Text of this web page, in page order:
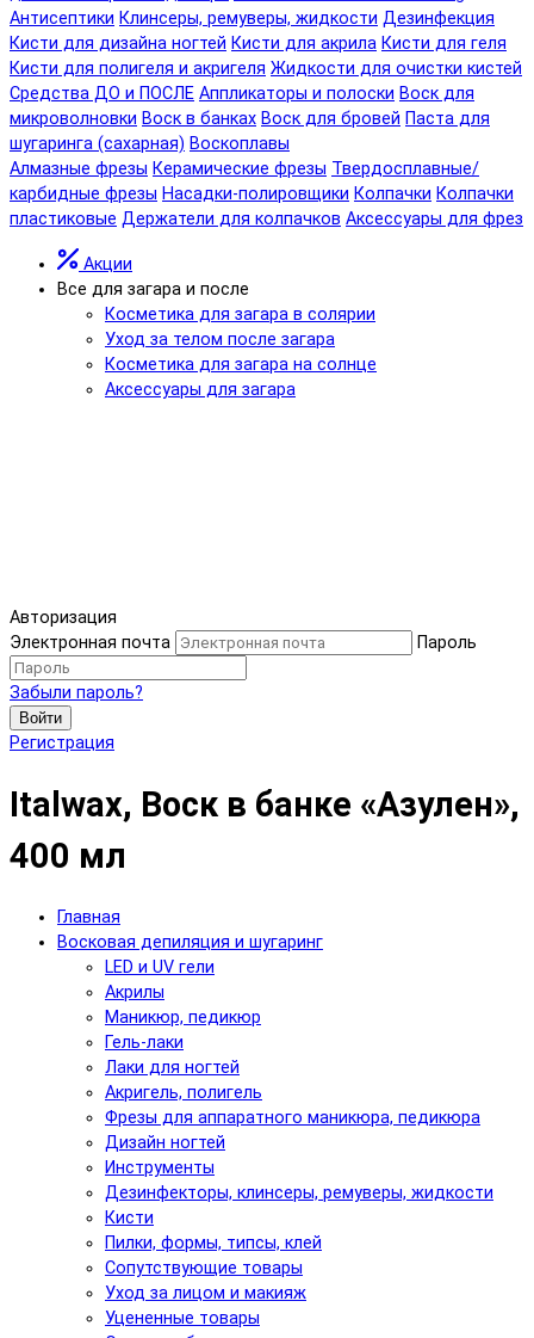
Антисептики Клинсеры, ремуверы, жидкости Дезинфекция
Кисти для дизайна ногтей Кисти для акрила Кисти для геля
Кисти для полигеля и акригеля Жидкости для очистки кистей
Средства ДО и ПОСЛЕ Аппликаторы и полоски Воск для
микроволновки Воск в банках Воск для бровей Паста для
шугаринга (сахарная) Воскоплавы
Алмазные фрезы Керамические фрезы Твердосплавные/
карбидные фрезы Насадки-полировщики Колпачки Колпачки
пластиковые Держатели для колпачков Аксессуары для фрез
Акции
Все для загара и после
Косметика для загара в солярии
Уход за телом после загара
Косметика для загара на солнце
Аксессуары для загара
Авторизация
Электронная почта
Пароль
Забыли пароль?
Войти
Регистрация
Italwax, Воск в банке «Азулен»,
400 мл
Главная
Восковая депиляция и шугаринг
LED и UV гели
Акрилы
Маникюр, педикюр
Гель-лаки
Лаки для ногтей
Акригель, полигель
Фрезы для аппаратного маникюра, педикюра
Дизайн ногтей
Инструменты
Дезинфекторы, клинсеры, ремуверы, жидкости
Кисти
Пилки, формы, типсы, клей
Сопутствующие товары
Уход за лицом и макияж
Уцененные товары